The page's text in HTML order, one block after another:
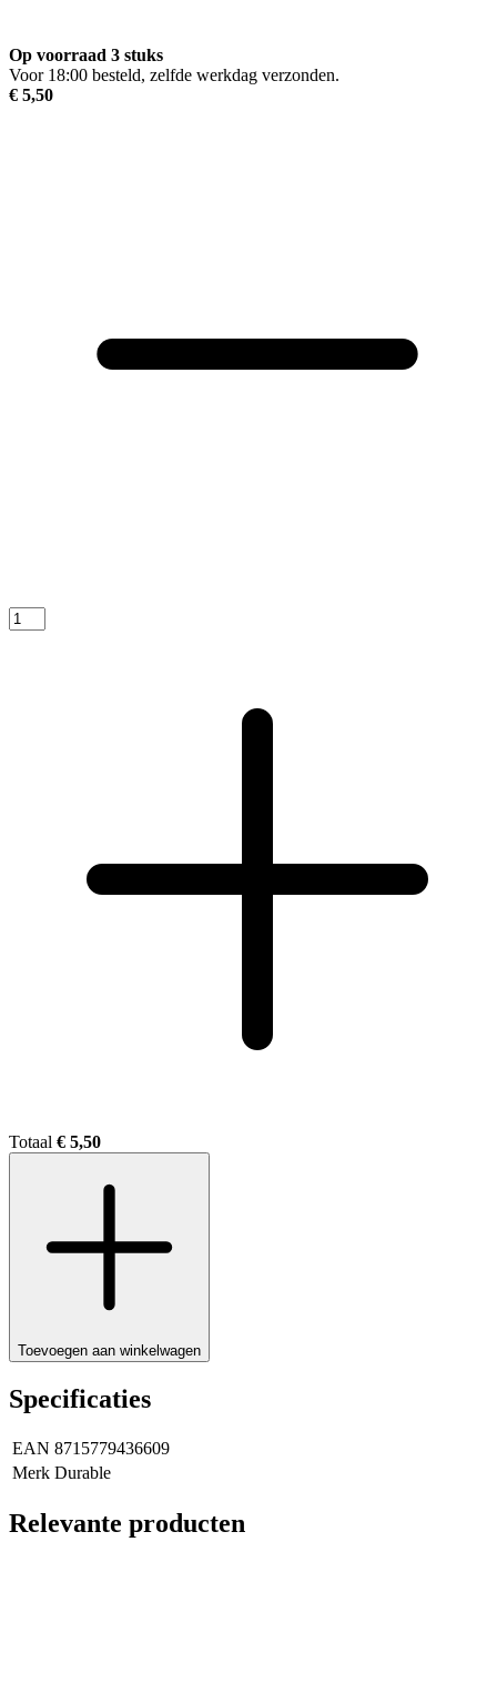
Op voorraad 3 stuks
Voor 18:00 besteld, zelfde werkdag verzonden.
€ 5,50
Totaal € 5,50
Toevoegen aan winkelwagen
Specificaties
EAN 8715779436609
Merk Durable
Relevante producten